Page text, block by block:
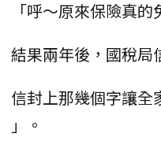
「呼～原來保險真的
結果兩年後，國稅局
信封上那幾個字讓全
」。